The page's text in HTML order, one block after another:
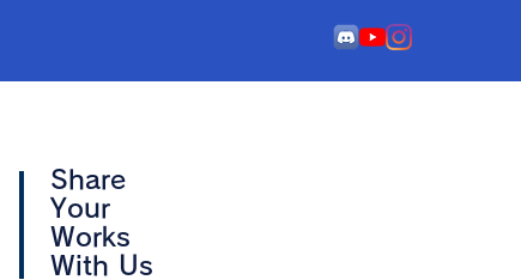
Share
Your
Works
With Us